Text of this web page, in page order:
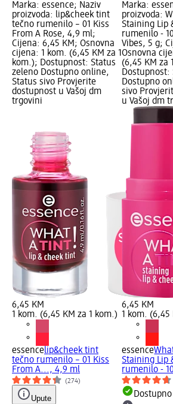
Marka: essence; Naziv
proizvoda: lip&cheek tint
tečno rumenilo – 01 Kiss
From A Rose, 4,9 ml;
Cijena: 6,45 KM; Osnovna
cijena: 1 kom. (6,45 KM za 1
kom.); Dostupnost: Status
zeleno Dostupno online,
Status sivo Provjerite
dostupnost u Vašoj dm
trgovini
6,45 KM
1 kom. (6,45 KM za 1 kom.)
essencelip&cheek tint
tečno rumenilo – 01 Kiss
From A..., 4,9 ml
(274)
Upute
Marka:
proizvoda:
Staining Lip
rumenilo -
Vibes, 5 g;
Osnovna
(6,45 KM za
Dostupnost:
Dostupno
sivo
u Vašoj dm
6,45 KM
1 kom. (6,45
essence
Staining Lip
rumenilo -